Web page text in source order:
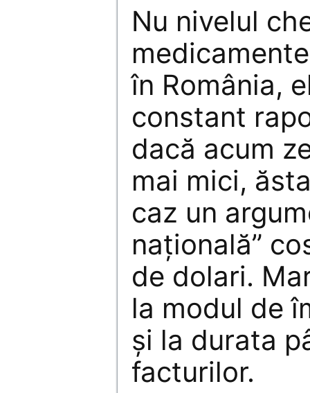
Nu nivelul
în România,
constant
dacă acum
mai mici,
caz un
naţională”
de dolari.
la modul de
şi la durata
facturilor.